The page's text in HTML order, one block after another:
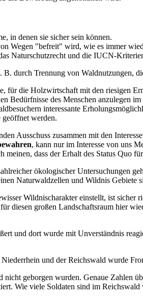
in denen sie sicher sein können.
Wegen "befreit" wird, wie es immer
Naturschutzrecht und die IUCN-
B. durch Trennung von Waldnutzungen,
für die Holzwirtschaft mit den riesigen
Bedürfnisse des Menschen anzulegen
interessante
geöffnet werden.
Ausschuss zusammen mit den
, kann nur im Interesse von uns
dass der Erhalt des Status Quo
ökologischer Untersuchungen
Naturwaldzellen und Wildnis Gebiete
Wildnischarakter einstellt, ist
diesen großen Landschaftsraum hier
und dort wurde mit Unverständnis
und der Reichswald wurde
geborgen wurden. Genaue Zahlen
Wie viele Soldaten sind im